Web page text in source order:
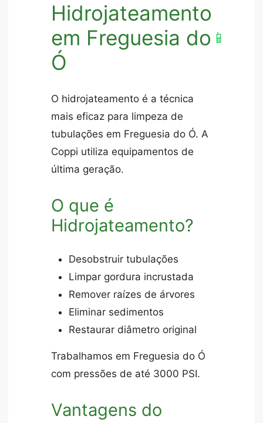
Hidrojateamento
em Freguesia do
Ó
📱
O hidrojateamento é a técnica
mais eficaz para limpeza de
tubulações em Freguesia do Ó. A
Coppi utiliza equipamentos de
última geração.
O que é
Hidrojateamento?
Desobstruir tubulações
Limpar gordura incrustada
Remover raízes de árvores
Eliminar sedimentos
Restaurar diâmetro original
Trabalhamos em Freguesia do Ó
com pressões de até 3000 PSI.
Vantagens do